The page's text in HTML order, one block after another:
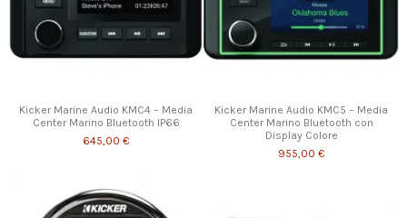
Kicker Marine Audio KMC4 – Media
Center Marino Bluetooth IP66
645,00 €
Kicker Marine Audio KMC5 – Media
Center Marino Bluetooth con
Display Colore
955,00 €